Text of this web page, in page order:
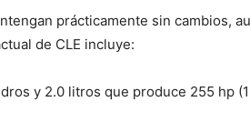
prácticamente sin cambios,
de CLE incluye:
y 2.0 litros que produce 255 hp